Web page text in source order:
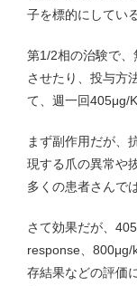
子を標的にしている
第1/2相の治験で
させたり、投与方
て、週一回405μg/
まず副作用だが、
現する爪の異常や
多くの患者さんで
さて効果だが、
response、800μg/
存結果などの評価